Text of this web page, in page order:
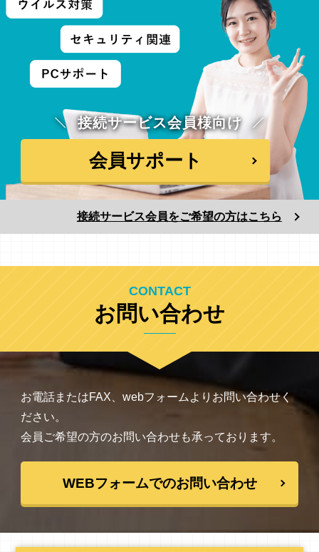
接続サービス会員様向け
会員サポート
接続サービス会員をご希望の方はこちら
お問い合わせ
お電話またはFAX、webフォームよりお問い合わせく
ださい。
会員ご希望の方のお問い合わせも承っております。
WEBフォームでのお問い合わせ